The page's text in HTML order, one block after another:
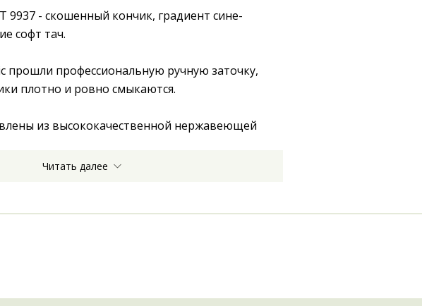
9937 - скошенный кончик, градиент сине-
софт тач.
прошли профессиональную ручную заточку,
плотно и ровно смыкаются.
из высококачественной нержавеющей
Читать далее